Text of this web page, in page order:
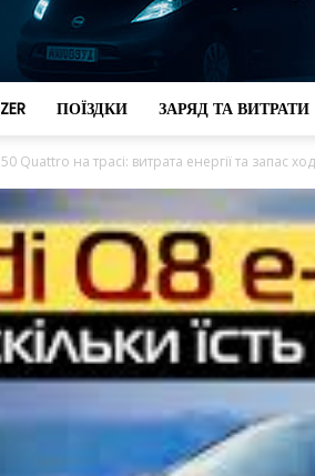
ПОЇЗДКИ ЗАРЯД ТА ВИТРАТИ
Quattro на трасі: витрата енергії та запас